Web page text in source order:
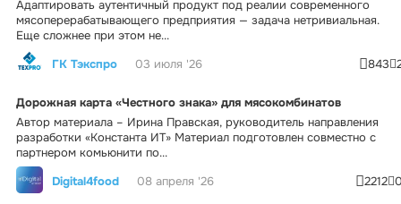
Адаптировать аутентичный продукт под реалии современного
мясоперерабатывающего предприятия — задача нетривиальная.
Еще сложнее при этом не...
ГК Тэкспро
03 июля '26 843
Дорожная карта «Честного знака» для мясокомбинатов
Автор материала – Ирина Правская, руководитель направления
разработки «Константа ИТ» Материал подготовлен совместно с
партнером комьюнити по...
Digital4food
08 апреля '26 2212